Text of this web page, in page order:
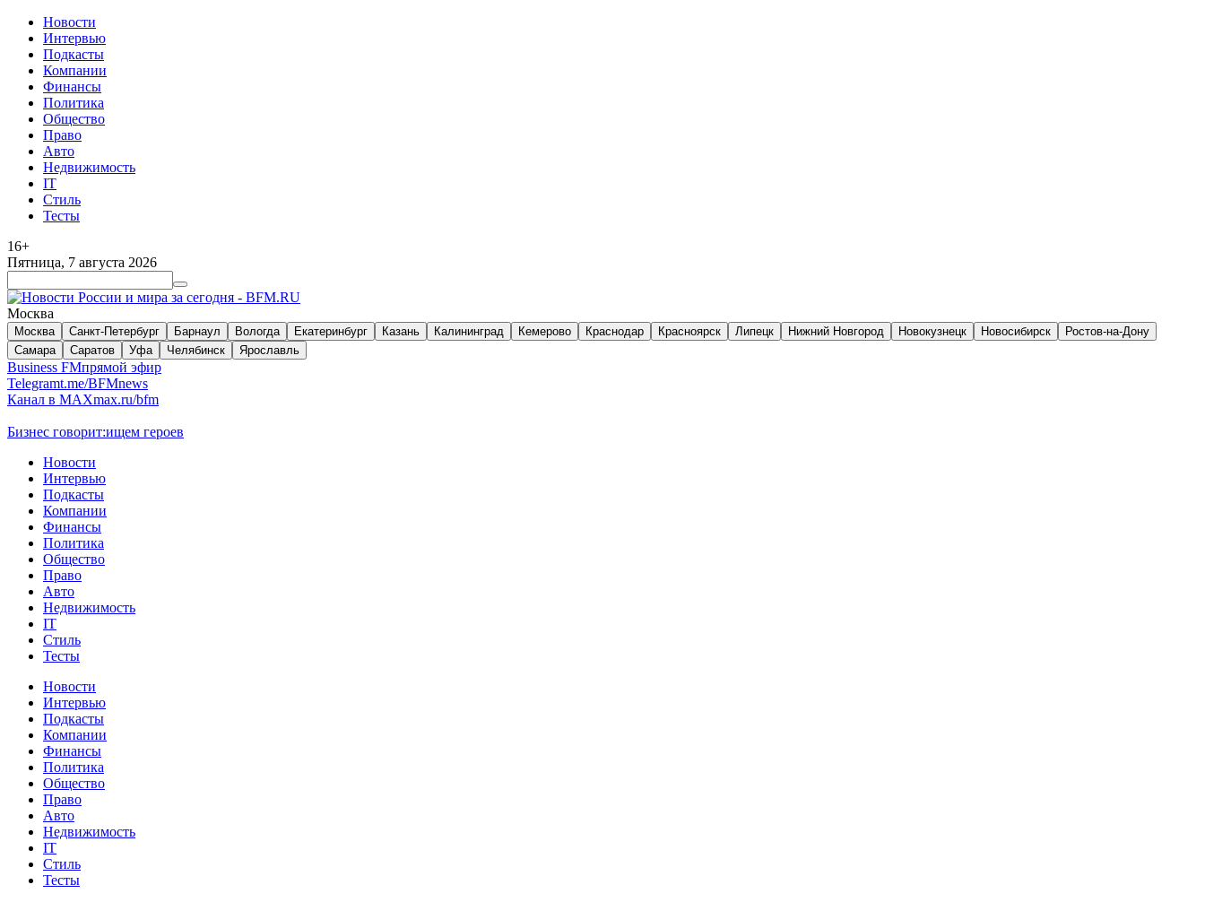
Новости
Интервью
Подкасты
Компании
Финансы
Политика
Общество
Право
Авто
Недвижимость
IT
Стиль
Тесты
16+
Пятница, 7 августа 2026
Москва
Москва Санкт-Петербург Барнаул Вологда Екатеринбург Казань Калининград Кемерово Краснодар Красноярск Липецк Нижний Новгород Новокузнецк Новосибирск
Ростов-на-Дону
Самара
Саратов Уфа Челябинск Ярославль
Business FMпрямой эфир
Telegramt.me/BFMnews
Канал в MAXmax.ru/bfm
Бизнес говорит:ищем героев
Новости
Интервью
Подкасты
Компании
Финансы
Политика
Общество
Право
Авто
Недвижимость
IT
Стиль
Тесты
Новости
Интервью
Подкасты
Компании
Финансы
Политика
Общество
Право
Авто
Недвижимость
IT
Стиль
Тесты